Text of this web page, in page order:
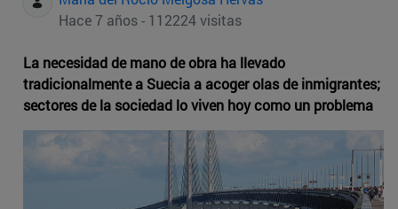
Hace 7 años - 112224 visitas
La necesidad de mano de obra ha llevado
tradicionalmente a Suecia a acoger olas de inmigrantes;
sectores de la sociedad lo viven hoy como un problema